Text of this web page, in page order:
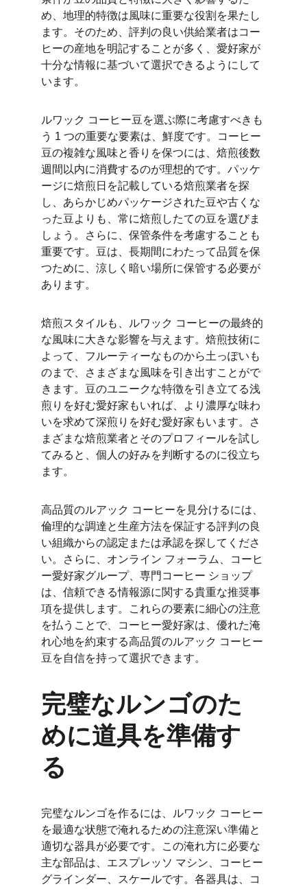
め、地理的特徴は風味に重要な役割を果たし
ます。そのため、評判の良い供給業者はコー
ヒーの産地を明記することが多く、愛好家が
十分な情報に基づいて選択できるようにして
います。
ルワック コーヒー豆を選ぶ際に考慮すべきも
う 1 つの重要な要素は、鮮度です。コーヒー
豆の複雑な風味と香りを保つには、焙煎後数
週間以内に消費するのが理想的です。パッケ
ージに焙煎日を記載している焙煎業者を探
し、あらかじめパッケージされた豆や古くな
った豆よりも、常に焙煎したての豆を選びま
しょう。さらに、保管条件を考慮することも
重要です。豆は、長期間にわたって品質を保
つために、涼しく暗い場所に保管する必要が
あります。
焙煎スタイルも、ルワック コーヒーの最終的
な風味に大きな影響を与えます。焙煎技術に
よって、フルーティーなものから土っぽいも
のまで、さまざまな風味を引き出すことがで
きます。豆のユニークな特徴を引き立てる浅
煎りを好む愛好家もいれば、より濃厚な味わ
いを求めて深煎りを好む愛好家もいます。さ
まざまな焙煎業者とそのプロフィールを試し
てみると、個人の好みを判断するのに役立ち
ます。
高品質のルアック コーヒーを見分けるには、
倫理的な調達と生産方法を保証する評判の良
い組織からの認定または承認を探してくださ
い。さらに、オンライン フォーラム、コーヒ
ー愛好家グループ、専門コーヒー ショップ
は、信頼できる情報源に関する貴重な推奨事
項を提供します。これらの要素に細心の注意
を払うことで、コーヒー愛好家は、優れた淹
れ心地を約束する高品質のルアック コーヒー
豆を自信を持って選択できます。
完璧なルンゴのた
めに道具を準備す
る
完璧なルンゴを作るには、ルワック コーヒー
を最適な状態で淹れるための注意深い準備と
適切な器具が必要です。この淹れ方に必要な
主な部品は、エスプレッソ マシン、コーヒー
グラインダー、スケールです。各器具は、コ